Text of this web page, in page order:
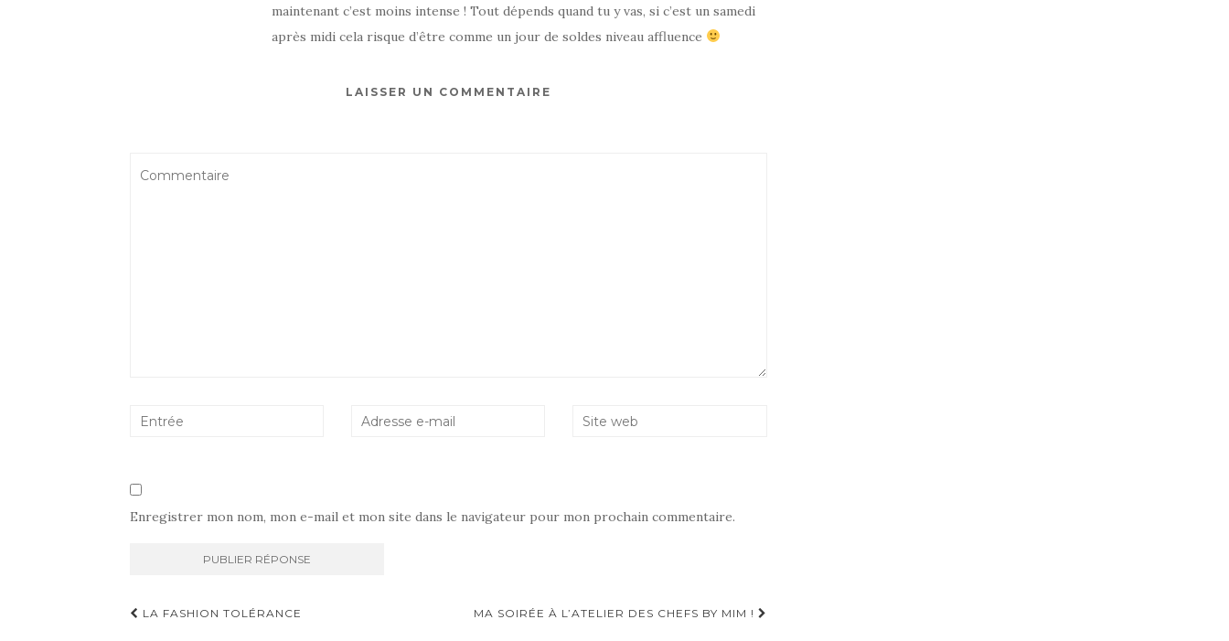
maintenant c’est moins intense ! Tout dépends quand tu y vas, si c’est un samedi
après midi cela risque d’être comme un jour de soldes niveau affluence
LAISSER UN COMMENTAIRE
Enregistrer mon nom, mon e-mail et mon site dans le navigateur pour mon prochain commentaire.
Navigation
LA FASHION TOLÉRANCE MA SOIRÉE À L’ATELIER DES CHEFS BY MIM !